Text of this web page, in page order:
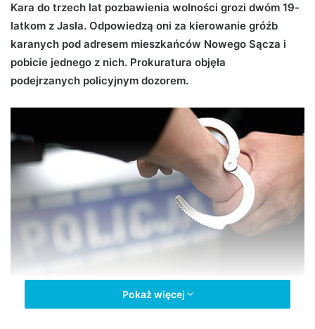
n
d
a
n
e
a
Kara do trzech lat pozbawienia wolności grozi dwóm 19-
latkom z Jasła. Odpowiedzą oni za kierowanie gróźb
karanych pod adresem mieszkańców Nowego Sącza i
pobicie jednego z nich. Prokuratura objęła
podejrzanych policyjnym dozorem.
Zatrzymani za pobicie i groźby (fot. naSygnale.pl)
Pokaż więcej